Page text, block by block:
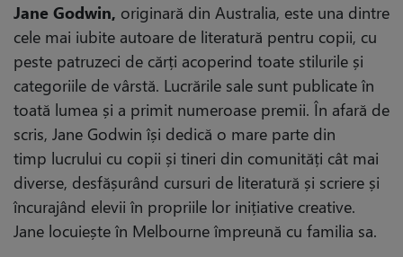
Jane Godwin, originară din Australia, este una dintre
cele mai iubite autoare de literatură pentru copii, cu
peste patruzeci de cărți acoperind toate stilurile și
categoriile de vârstă. Lucrările sale sunt publicate în
toată lumea și a primit numeroase premii. În afară de
scris, Jane Godwin își dedică o mare parte din
timp lucrului cu copii și tineri din comunități cât mai
diverse, desfășurând cursuri de literatură și scriere și
încurajând elevii în propriile lor inițiative creative.
Jane locuiește în Melbourne împreună cu familia sa.